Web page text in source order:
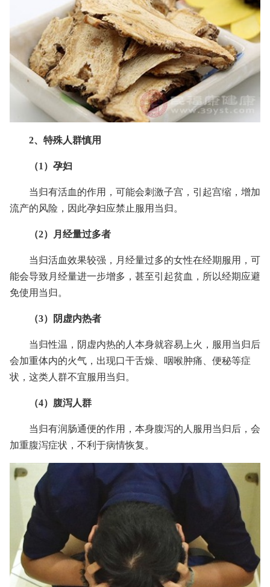
2、特殊人群慎用
（1）孕妇
当归有活血的作用，可能会刺激子宫，引起宫缩，增加
流产的风险，因此孕妇应禁止服用当归。
（2）月经量过多者
当归活血效果较强，月经量过多的女性在经期服用，可
能会导致月经量进一步增多，甚至引起贫血，所以经期应避
免使用当归。
（3）阴虚内热者
当归性温，阴虚内热的人本身就容易上火，服用当归后
会加重体内的火气，出现口干舌燥、咽喉肿痛、便秘等症
状，这类人群不宜服用当归。
（4）腹泻人群
当归有润肠通便的作用，本身腹泻的人服用当归后，会
加重腹泻症状，不利于病情恢复。